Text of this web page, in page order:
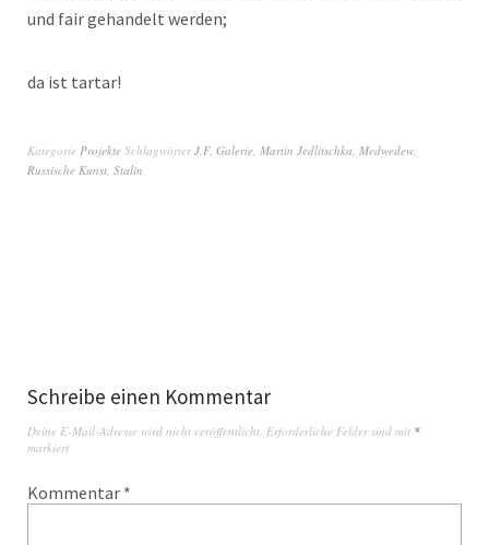
und fair gehandelt werden;
da ist tartar!
Kategorie Projekte SchlagwörterJ.F. Galerie, Martin Jedlitschka, Medwedew,
Russische Kunst, Stalin
Schreibe einen Kommentar
Deine E-Mail-Adresse wird nicht veröffentlicht. Erforderliche Felder sind mit *
markiert
Kommentar *